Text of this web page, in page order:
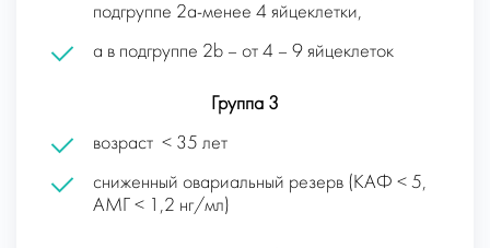
подгруппе 2а-менее 4 яйцеклетки,
а в подгруппе 2b – от 4 – 9 яйцеклеток
Группа 3
возраст < 35 лет
сниженный овариальный резерв (КАФ < 5,
АМГ <
1,2 нг/мл)